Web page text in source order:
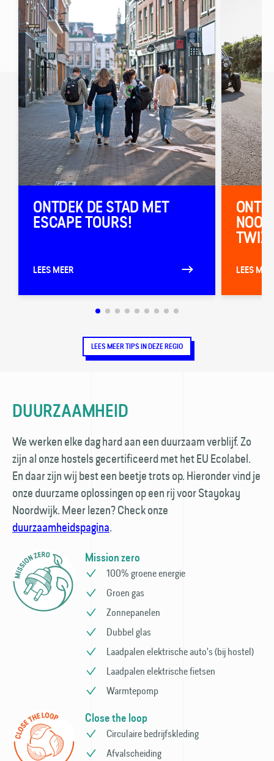
ONTDEK DE STAD MET
ESCAPE TOURS!
LEES MEER LEES
LEES MEER TIPS IN DEZE REGIO
DUURZAAMHEID
We werken elke dag hard aan een duurzaam verblijf. Zo
zijn al onze hostels gecertificeerd met het EU Ecolabel.
En daar zijn wij best een beetje trots op. Hieronder vind je
onze duurzame oplossingen op een rij voor Stayokay
Noordwijk. Meer lezen? Check onze
duurzaamheidspagina.
Mission zero
100% groene energie
Groen gas
Zonnepanelen
Dubbel glas
Laadpalen elektrische auto's (bij hostel)
Laadpalen elektrische fietsen
Warmtepomp
Close the loop
Circulaire bedrijfs­kleding
Afvalscheiding